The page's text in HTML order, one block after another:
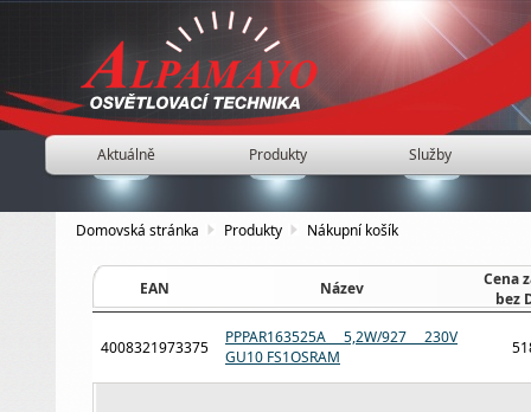
Aktuálně Produkty Služby
Domovská stránka Produkty Nákupní košík
EAN Název
Cena
bez
4008321973375
PPPAR163525A 5,2W/927 230V
GU10 FS1OSRAM